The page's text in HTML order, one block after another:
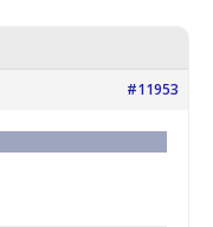
#11953